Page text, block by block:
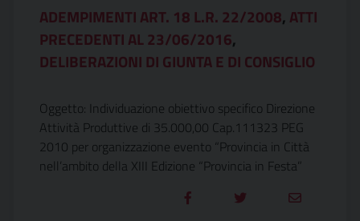
ADEMPIMENTI ART. 18 L.R. 22/2008, ATTI
PRECEDENTI AL 23/06/2016,
DELIBERAZIONI DI GIUNTA E DI CONSIGLIO
Oggetto: Individuazione obiettivo specifico Direzione
Attività Produttive di 35.000,00 Cap.111323 PEG
2010 per organizzazione evento “Provincia in Città
nell’ambito della XIII Edizione “Provincia in Festa”